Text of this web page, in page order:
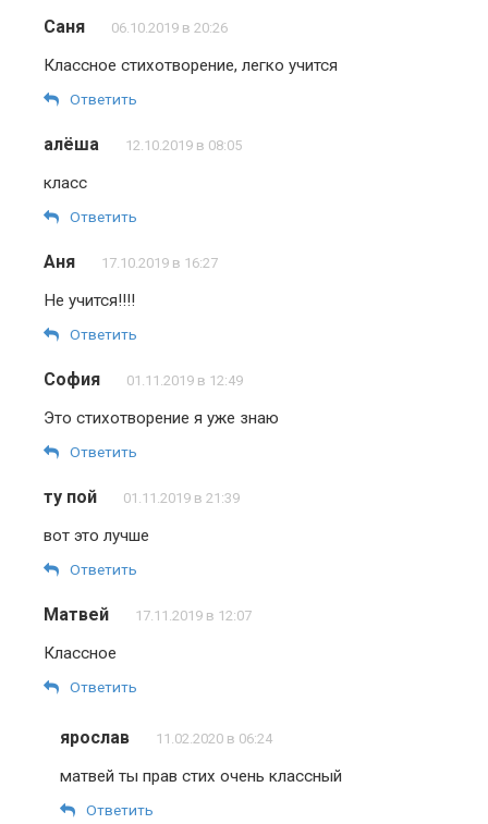
Саня 06.10.2019 в 20:26
Классное стихотворение, легко учится
Ответить
алёша 12.10.2019 в 08:05
класс
Ответить
Аня 17.10.2019 в 16:27
Не учится!!!!
Ответить
София 01.11.2019 в 12:49
Это стихотворение я уже знаю
Ответить
ту пой 01.11.2019 в 21:39
вот это лучше
Ответить
Матвей 17.11.2019 в 12:07
Классное
Ответить
ярослав 11.02.2020 в 06:24
матвей ты прав стих очень классный
Ответить